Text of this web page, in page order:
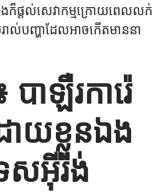
ក៏ផ្តល់សេវាកម្មក្រោយពេលលក់
ល់បញ្ហាដែលអាចកើតមាននា
ឡឺរការ៉េ
យខ្លួនឯង
សអ៊ីរ៉ង់